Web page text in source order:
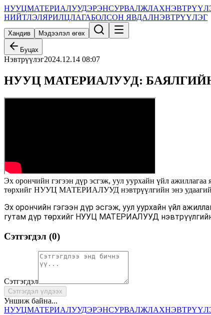
НУУЦМАТЕРИАЛУУДЭРЭНСУРВАЛЖЛАХ
НИЙТЛЭЛЯРИЛЦЛАГАБОЛСОН ЯВДАЛНЭВТРҮҮЛЭГ
Хандив Мэдээлэл өгөх
Буцах
Нэвтрүүлэг2024.12.14 08:07
НУУЦ МАТЕРИАЛУУД:
Эх орончийн гэгээн дүр эсгэж, уул уурхайн үйл ажиллагаа
төрхийг НУУЦ МАТЕРИАЛУУД нэвтрүүлгийн энэ
Эх орончийн гэгээн дүр эсгэж, уул уурхайн үйл
гутам дүр төрхийг НУУЦ МАТЕРИАЛУУД нэвтрүүлгийн
Сэтгэгдэл (0)
Сэтгэгдэл
Сэтгэгдэл үлдээх
Уншиж байна...
НУУЦМАТЕРИАЛУУДЭРЭНСУРВАЛЖЛАХ